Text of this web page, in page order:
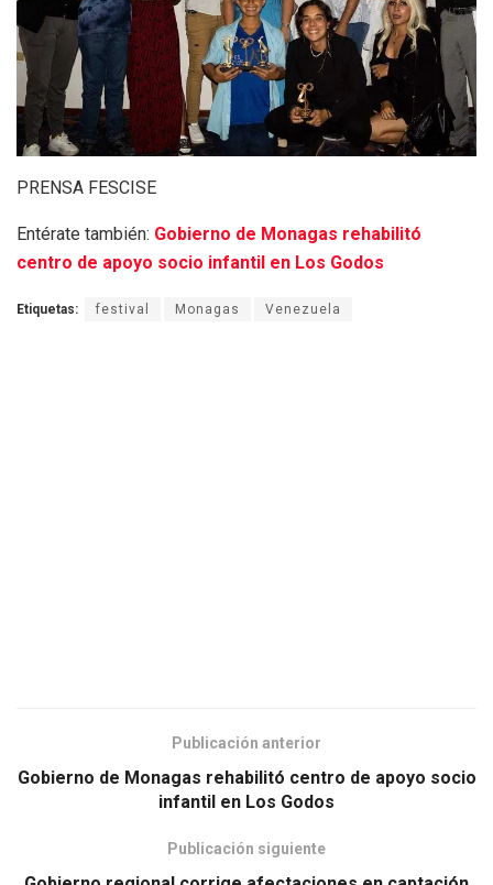
PRENSA FESCISE
Entérate también: Gobierno de Monagas rehabilitó
centro de apoyo socio infantil en Los Godos
Etiquetas: festival Monagas Venezuela
Publicación anterior
Gobierno de Monagas rehabilitó centro de apoyo socio
infantil en Los Godos
Publicación siguiente